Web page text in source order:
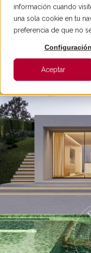
información cuando
una sola cookie en tu
preferencia de que no
Aceptar